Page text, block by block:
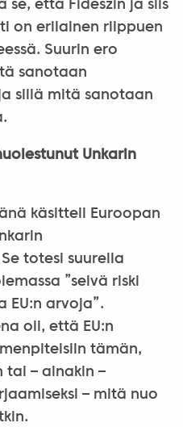
se, että Fideszin ja siis
on erilainen riippuen
Suurin ero
sanotaan
sillä mitä sanotaan
Unkarin
käsitteli Euroopan
totesi suurella
”selvä riski
EU:n arvoja”.
oli, että EU:n
tämän,
tai – ainakin –
– mitä nuo